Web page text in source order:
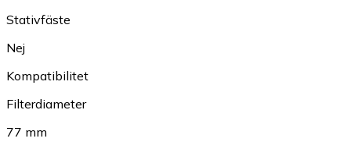
Stativfäste
Nej
Kompatibilitet
Filterdiameter
77 mm